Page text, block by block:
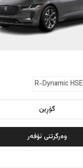
R-Dynamic HSE
گۆڕین
وەرگرتنی ئۆفەر